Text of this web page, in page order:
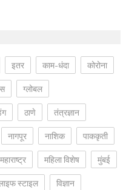
इतर काम-धंदा
कोरोना
ग्लोबल
ठाणे
तंत्रज्ञान
नागपूर नाशिक
पाककृती
महाराष्ट्र महिला विशेष
मुंबई
स्टाइल
विज्ञान